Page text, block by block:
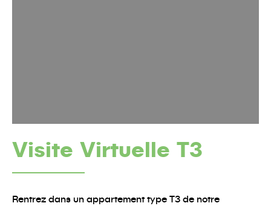
Visite Virtuelle T3
Rentrez dans un appartement type T3 de notre